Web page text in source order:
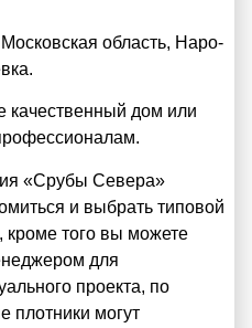
область, Наро-
качественный дом или
«Срубы Севера»
и выбрать типовой
, кроме того вы можете
для
проекта, по
плотники могут